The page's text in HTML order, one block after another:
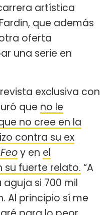
artística
que además
oferta
una serie en
exclusiva con
que no le
no cree en la
contra su ex
y en el
fuerte relato. “A
si 700 mil
Al principio sí me